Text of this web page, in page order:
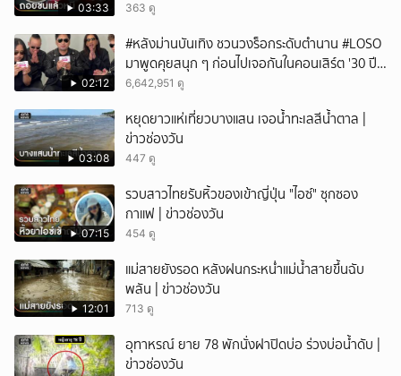
03:33 363 ดู
02:12
#หลังม่านบันเทิง ชวนวงร็อกระดับตำนาน #LOSO
มาพูดคุยสนุก ๆ ก่อนไปเจอกันในคอนเสิร์ต '30 ปี
LOSO นานเท่าไรก็รอ'
6,642,951 ดู
03:08
หยุดยาวแห่เที่ยวบางแสน เจอน้ำทะเลสีน้ำตาล |
ข่าวช่องวัน
447 ดู
07:15
รวบสาวไทยรับหิ้วของเข้าญี่ปุ่น "ไอซ์" ซุกซอง
กาแฟ | ข่าวช่องวัน
454 ดู
12:01
แม่สายยังรอด หลังฝนกระหน่ำแม่น้ำสายขึ้นฉับ
พลัน | ข่าวช่องวัน
713 ดู
อุทาหรณ์ ยาย 78 พักนั่งฝาปิดบ่อ ร่วงบ่อน้ำดับ |
ข่าวช่องวัน